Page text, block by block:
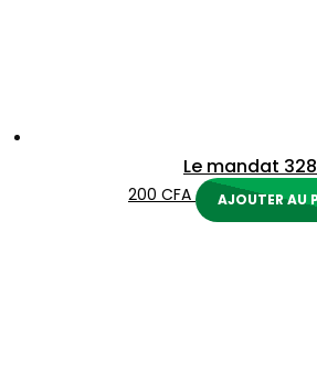
Le mandat
200 CFA AJOUTER AU